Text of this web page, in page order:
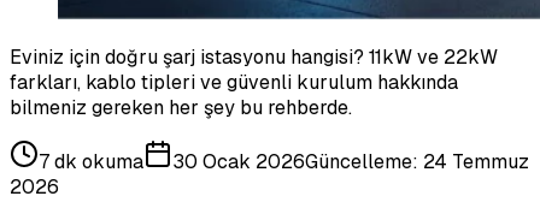
Eviniz için doğru şarj istasyonu hangisi? 11kW ve 22kW
farkları, kablo tipleri ve güvenli kurulum hakkında
bilmeniz gereken her şey bu rehberde.
7 dk okuma 30 Ocak 2026Güncelleme: 24 Temmuz
2026